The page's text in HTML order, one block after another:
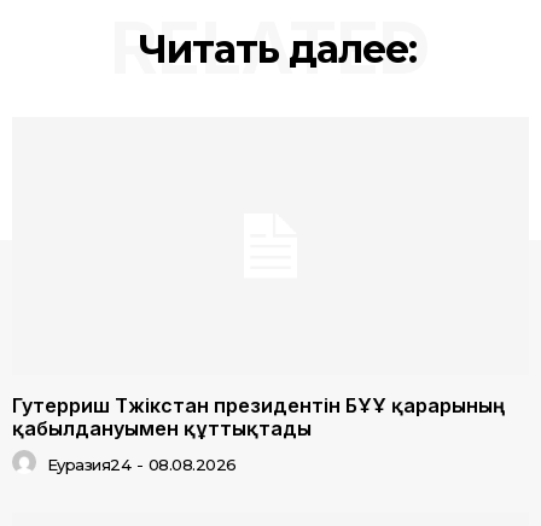
Читать далее:
RELATED
Гутерриш Тәжікстан президентін БҰҰ қарарының
қабылдануымен құттықтады
Еуразия24 - 08.08.2026